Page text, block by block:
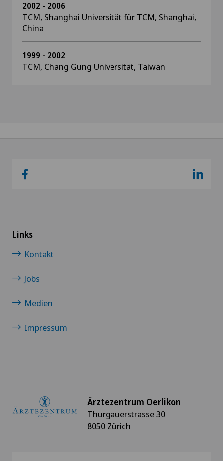
2002 - 2006
TCM, Shanghai Universität für TCM, Shanghai,
China
1999 - 2002
TCM, Chang Gung Universität, Taiwan
Links
Kontakt
Jobs
Medien
Impressum
Ärztezentrum Oerlikon
Thurgauerstrasse 30
8050 Zürich